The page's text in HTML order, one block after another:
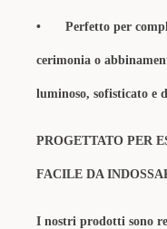
• Perfetto per
cerimonia o
luminoso, sofisticato e
PROGETTATO PER
FACILE DA
I nostri prodotti sono